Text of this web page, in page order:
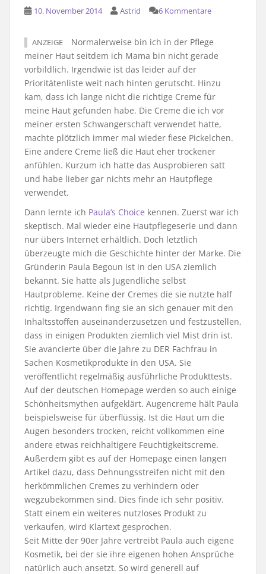
10. November 2014 Astrid 6 Kommentare
ANZEIGE
Normalerweise bin ich in der Pflege
meiner Haut seitdem ich Mama bin nicht gerade
vorbildlich. Irgendwie ist das leider auf der
Prioritätenliste weit nach hinten gerutscht. Hinzu
kam, dass ich lange nicht die richtige Creme für
meine Haut gefunden habe. Die Creme die ich vor
meiner ersten Schwangerschaft verwendet hatte,
machte plötzlich immer mal wieder fiese Pickelchen.
Eine andere Creme ließ die Haut eher trockener
anfühlen. Kurzum ich hatte das Ausprobieren satt
und habe lieber gar nichts mehr an Hautpflege
verwendet.
Dann lernte ich Paula’s Choice kennen. Zuerst war ich
skeptisch. Mal wieder eine Hautpflegeserie und dann
nur übers Internet erhältlich. Doch letztlich
überzeugte mich die Geschichte hinter der Marke. Die
Gründerin Paula Begoun ist in den USA ziemlich
bekannt. Sie hatte als Jugendliche selbst
Hautprobleme. Keine der Cremes die sie nutzte half
richtig. Irgendwann fing sie an sich genauer mit den
Inhaltsstoffen auseinanderzusetzen und festzustellen,
dass in einigen Produkten ziemlich viel Mist drin ist.
Sie avancierte über die Jahre zu DER Fachfrau in
Sachen Kosmetikprodukte in den USA. Sie
veröffentlicht regelmäßig ausführliche Produkttests.
Auf der deutschen Homepage werden so auch einige
Schönheitsmythen aufgeklärt. Augencreme hält Paula
beispielsweise für überflüssig. Ist die Haut um die
Augen besonders trocken, reicht vollkommen eine
andere etwas reichhaltigere Feuchtigkeitscreme.
Außerdem gibt es auf der Homepage einen langen
Artikel dazu, dass Dehnungsstreifen nicht mit den
herkömmlichen Cremes zu verhindern oder
wegzubekommen sind. Dies finde ich sehr positiv.
Statt einem ein weiteres nutzloses Produkt zu
verkaufen, wird Klartext gesprochen.
Seit Mitte der 90er Jahre vertreibt Paula auch eigene
Kosmetik, bei der sie ihre eigenen hohen Ansprüche
natürlich auch ansetzt. So wird generell auf